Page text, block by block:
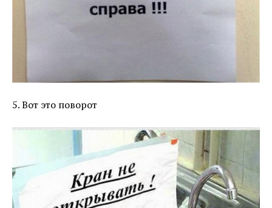
5. Вот это поворот